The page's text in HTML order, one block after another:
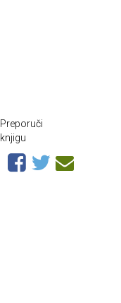
Preporuči
knjigu